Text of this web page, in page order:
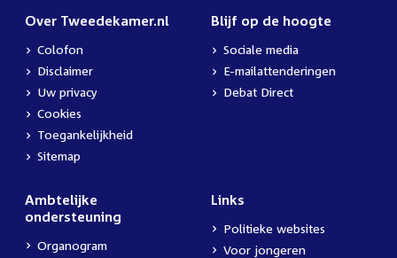
Over Tweedekamer.nl
Colofon
Disclaimer
Uw privacy
Cookies
Toegankelijkheid
Sitemap
Blijf op de hoogte
Sociale media
E-mailattenderingen
Debat Direct
Ambtelijke
ondersteuning
Organogram
Links
Politieke websites
Voor jongeren